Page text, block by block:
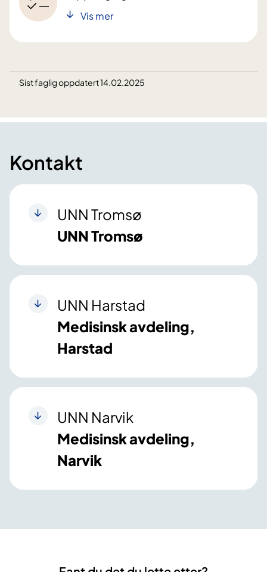
Vis mer
Sist faglig oppdatert 14.02.2025
Kontakt
UNN Tromsø
UNN Tromsø
UNN Harstad
Medisinsk avdeling,
Harstad
UNN Narvik
Medisinsk avdeling,
Narvik